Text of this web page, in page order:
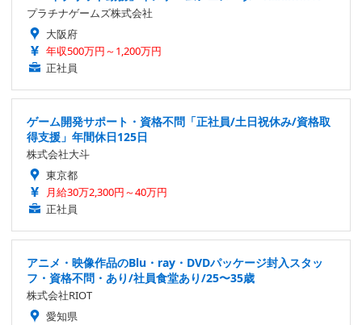
プラチナゲームズ株式会社
大阪府
年収500万円～1,200万円
正社員
ゲーム開発サポート・資格不問「正社員/土日祝休み/資格取
得支援」年間休日125日
株式会社大斗
東京都
月給30万2,300円～40万円
正社員
アニメ・映像作品のBlu・ray・DVDパッケージ封入スタッ
フ・資格不問・あり/社員食堂あり/25〜35歳
株式会社RIOT
愛知県